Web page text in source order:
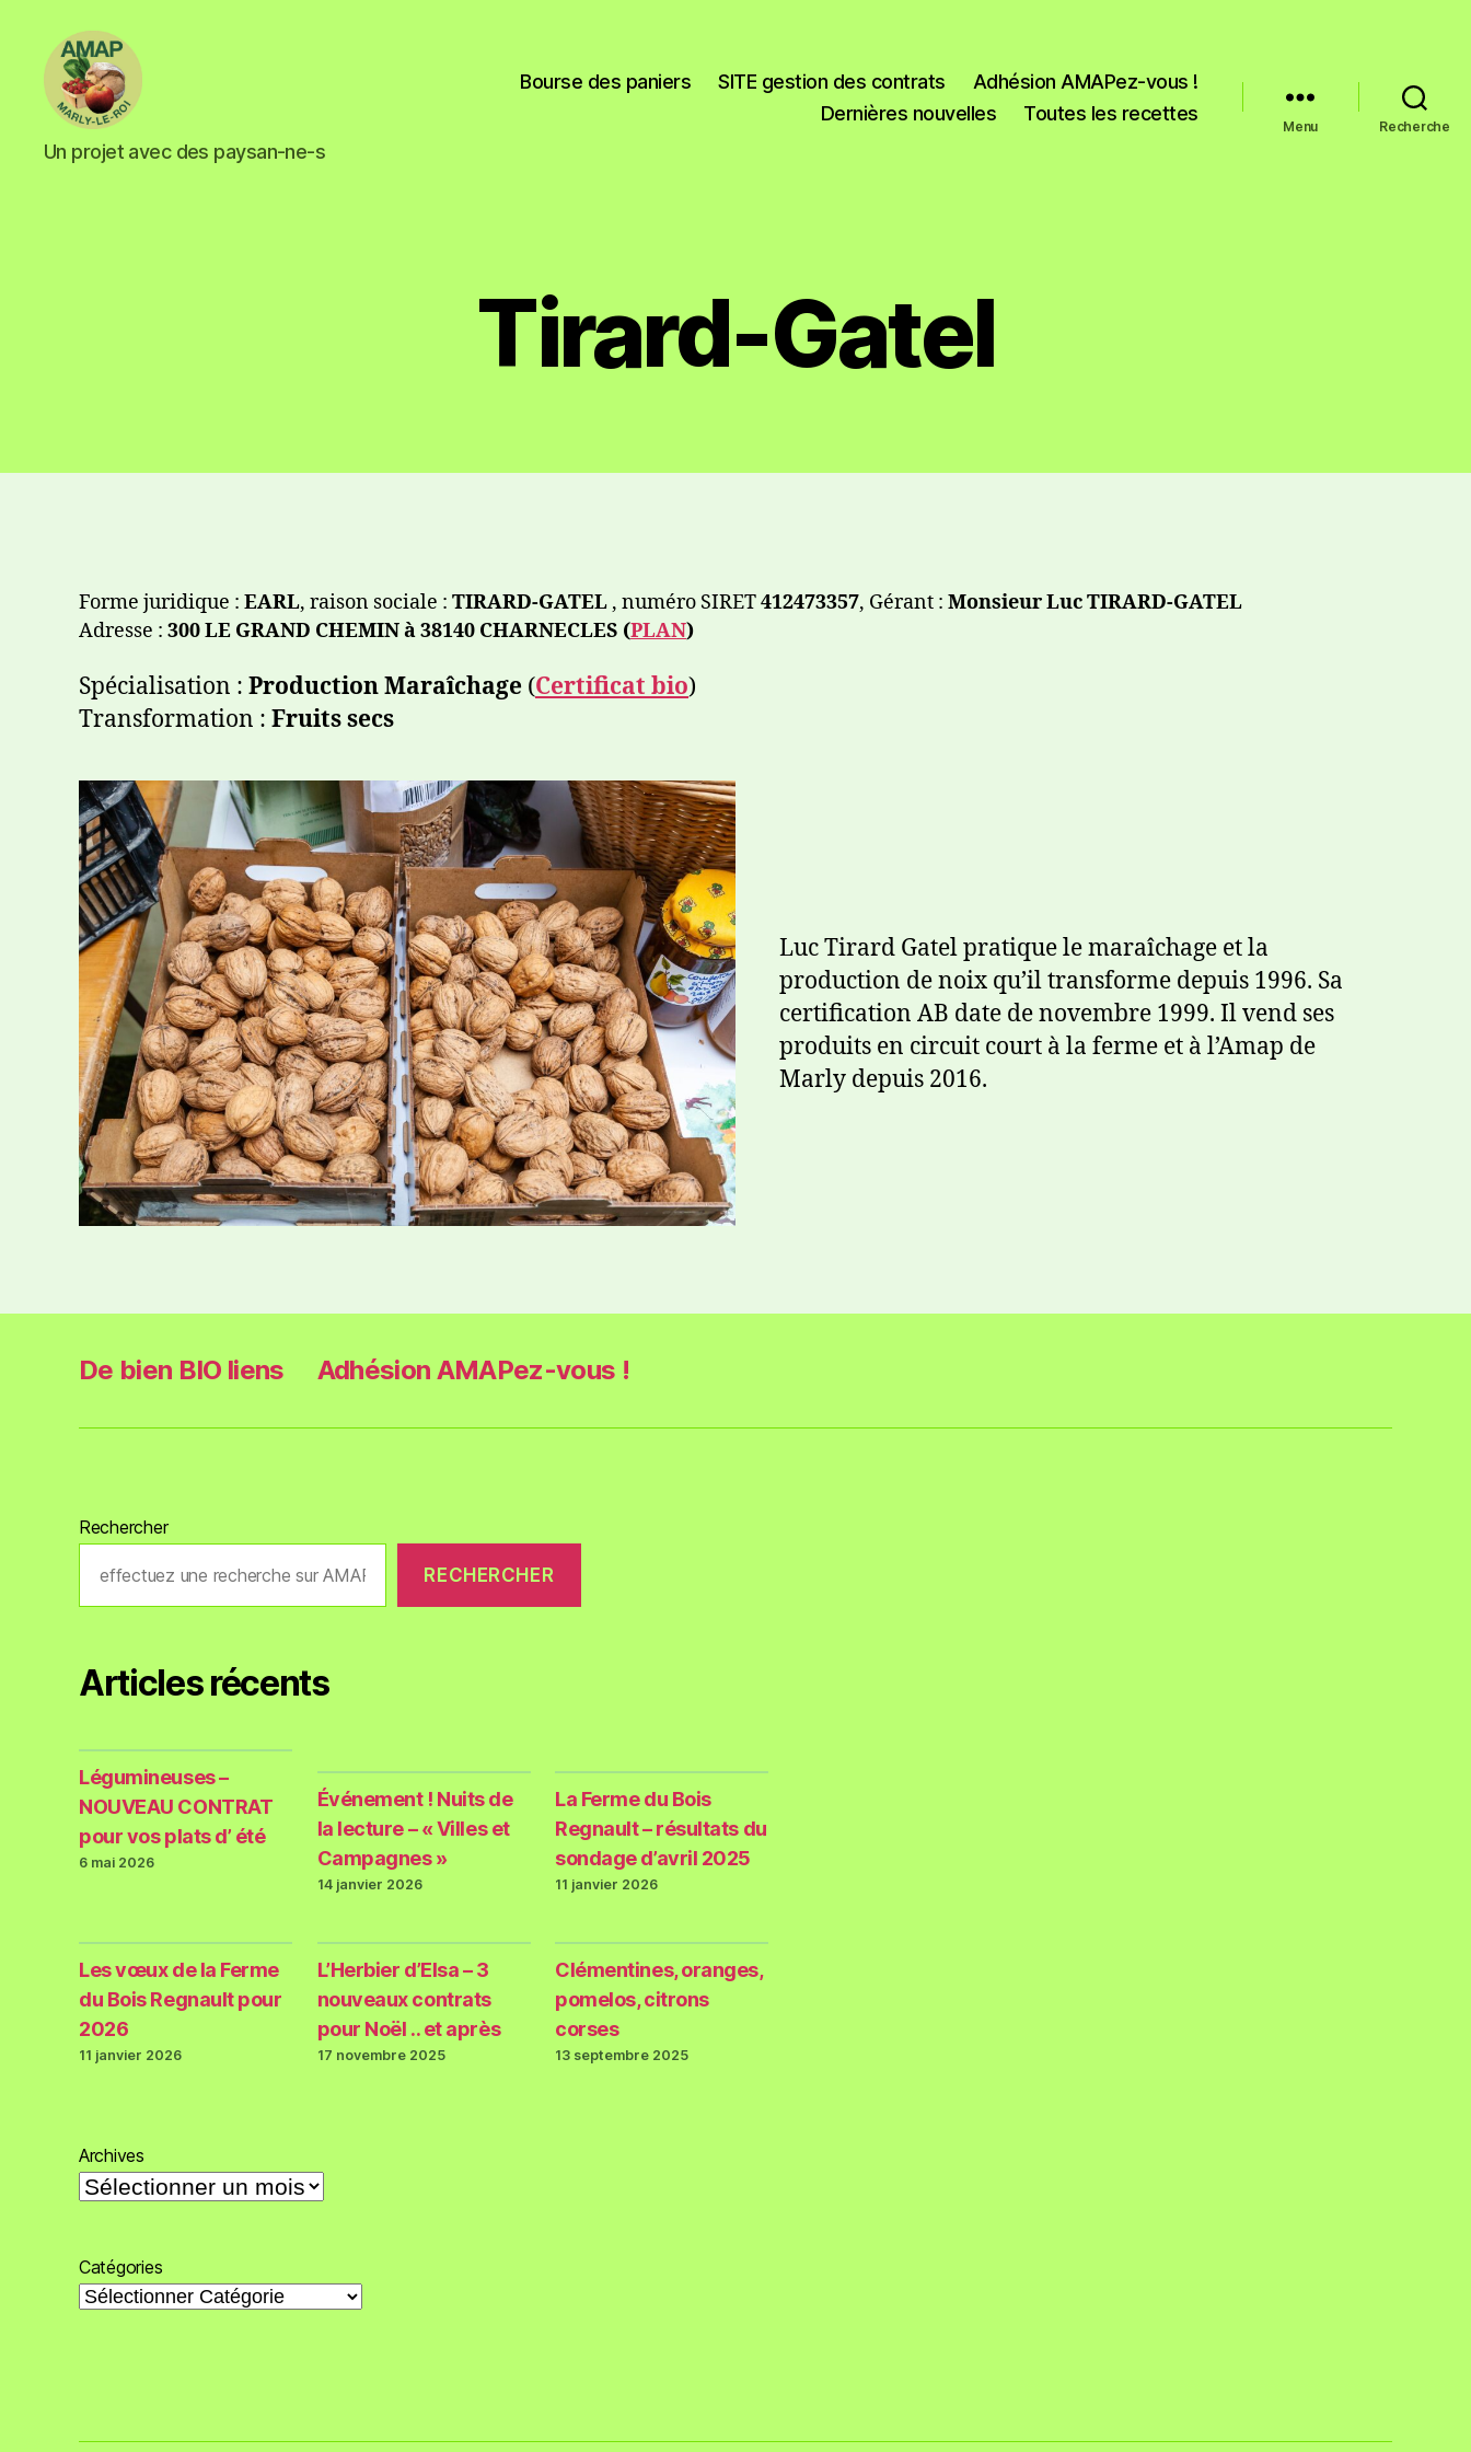
Un projet avec des paysan-ne-s
Bourse des paniers SITE gestion des contrats
Adhésion AMAPez-vous !
Dernières nouvelles
Toutes les recettes
Menu Recherche
Tirard-Gatel
Forme juridique : EARL, raison sociale : TIRARD-GATEL , numéro SIRET412473357, Gérant : Monsieur Luc TIRARD-GATEL
Adresse : 300 LE GRAND CHEMIN à 38140 CHARNECLES (PLAN)
Spécialisation : Production Maraîchage (Certificat bio)
Transformation : Fruits secs
Luc Tirard Gatel pratique le maraîchage et la
production de noix qu’il transforme depuis 1996. Sa
certification AB date de novembre 1999. Il vend ses
produits en circuit court à la ferme et à l’Amap de
Marly depuis 2016.
De bien BIO liens Adhésion AMAPez-vous !
Rechercher
RECHERCHER
Articles récents
Légumineuses –
NOUVEAU CONTRAT
pour vos plats d’ été
6 mai 2026
Événement ! Nuits de
la lecture – « Villes et
Campagnes »
14 janvier 2026
La Ferme du Bois
Regnault – résultats du
sondage d’avril 2025
11 janvier 2026
Les vœux de la Ferme
du Bois Regnault pour
2026
11 janvier 2026
L’Herbier d’Elsa – 3
nouveaux contrats
pour Noël .. et après
17 novembre 2025
Clémentines, oranges,
pomelos, citrons
corses
13 septembre 2025
Archives
Catégories